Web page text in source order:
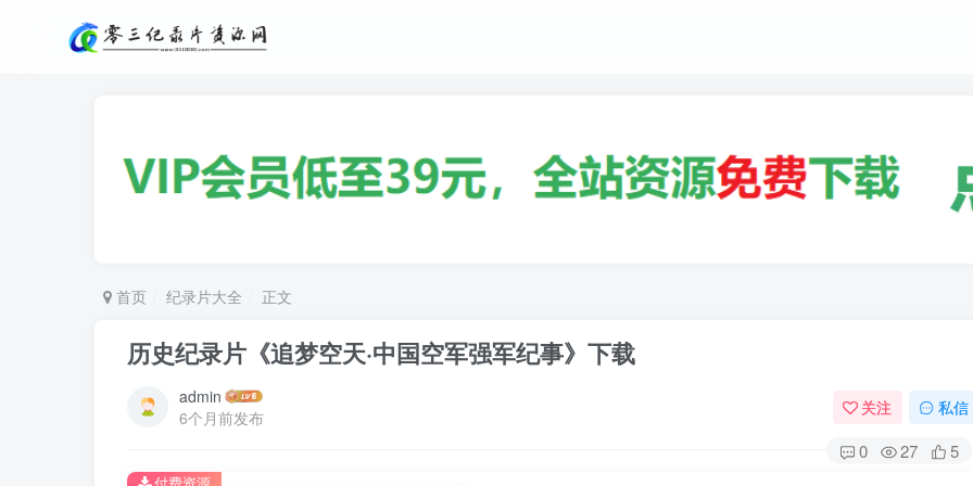
首页 纪录片大全 正文
历史纪录片《追梦空天·中国空军强军纪事》下载
admin
6个月前发布
关注 私信
0 27 5